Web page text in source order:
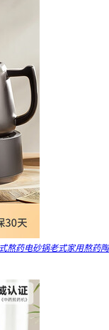
熬药电砂锅老式家用熬药陶